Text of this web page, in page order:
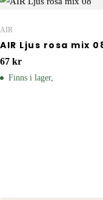
AIR
AIR Ljus rosa mix
67 kr
Finns i lager,